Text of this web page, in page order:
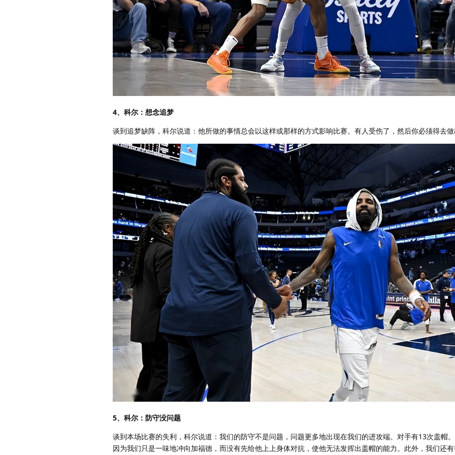
4、科尔：想念追梦
谈到追梦缺阵，科尔说道：他所做的事情总会以这样或那样的方式影响比赛。有人受伤了，然后你必须得去
5、科尔：防守没问题
谈到本场比赛的失利，科尔说道：我们的防守不是问题，问题更多地出现在我们的进攻端。对手有13次盖帽
因为我们只是一味地冲向加福德，而没有先给他上上身体对抗，使他无法发挥出盖帽的能力。此外，我们还